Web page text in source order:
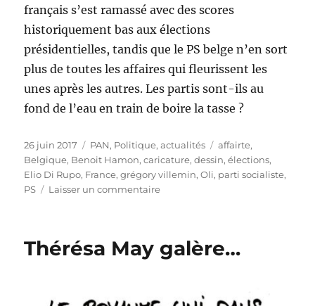
français s’est ramassé avec des scores
historiquement bas aux élections
présidentielles, tandis que le PS belge n’en sort
plus de toutes les affaires qui fleurissent les
unes après les autres. Les partis sont-ils au
fond de l’eau en train de boire la tasse ?
Publié
le
26 juin 2017 Catégories
PAN, Politique, actualités Étiquettes
affairte,
Belgique, Benoit Hamon,caricature,dessin,élections,
Elio Di Rupo, France,grégory villemin,Oli, parti socialiste,
PS
Laisser un commentairesur
les
partis
Thérésa May galère…